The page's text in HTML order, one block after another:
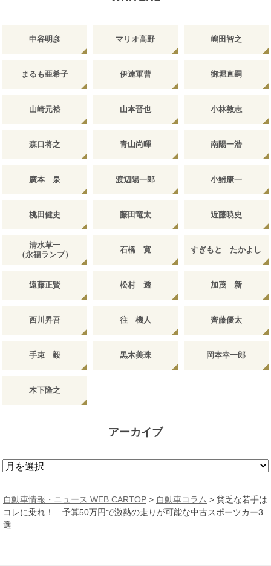
中谷明彦 マリオ高野 嶋田智之
まるも亜希子 伊達軍曹 御堀直嗣
山崎元裕 山本晋也 小林敦志
森口将之 青山尚暉 南陽一浩
廣本 泉 渡辺陽一郎 小鮒康一
桃田健史 藤田竜太 近藤暁史
清水草一
（永福ランプ）
石橋 寛 すぎもと たかよし
遠藤正賢 松村 透 加茂 新
西川昇吾 往 機人 齊藤優太
手束 毅 黒木美珠 岡本幸一郎
木下隆之
アーカイブ
ア
カ
イ
ブ
自動車情報・ニュース WEB CARTOP > 自動車コラム > 貧乏な若手は
コレに乗れ！ 予算50万円で激熱の走りが可能な中古スポーツカー3
選